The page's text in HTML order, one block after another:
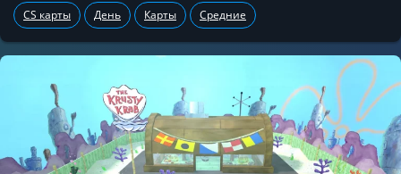
CS карты День Карты Средние